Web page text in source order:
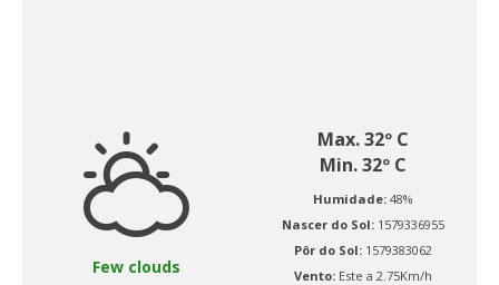
Few clouds
Max. 32º C
Min. 32º C
Humidade: 48%
Nascer do Sol: 1579336955
Pôr do Sol: 1579383062
Vento: Este a 2.75Km/h